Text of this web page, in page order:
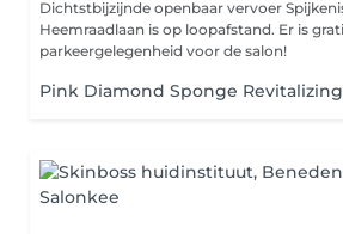
Dichtstbijzijnde openbaar vervoer Spijkenisse, Metro
Heemraadlaan is op loopafstand. Er is gratis
parkeergelegenheid voor de salon!
Pink Diamond Sponge Revitalizing